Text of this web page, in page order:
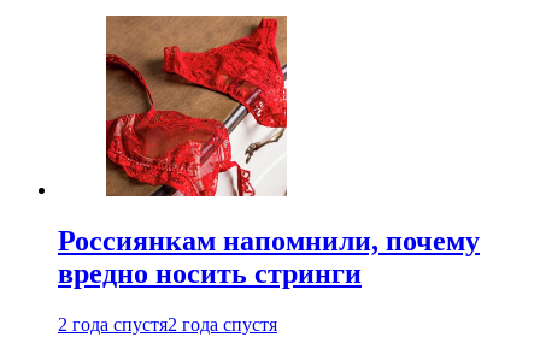
Россиянкам напомнили, почему
вредно носить стринги
2 года спустя2 года спустя